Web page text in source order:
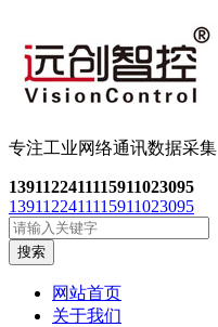
专注工业网络通讯数据采集
1391122411115911023095
1391122411115911023095
搜索
网站首页
关于我们